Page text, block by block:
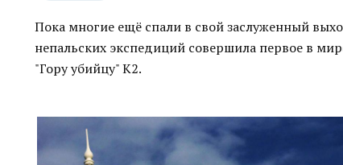
Пока многие ещё спали в свой заслуженный
непальских экспедиций совершила первое в
"Гору убийцу" К2.